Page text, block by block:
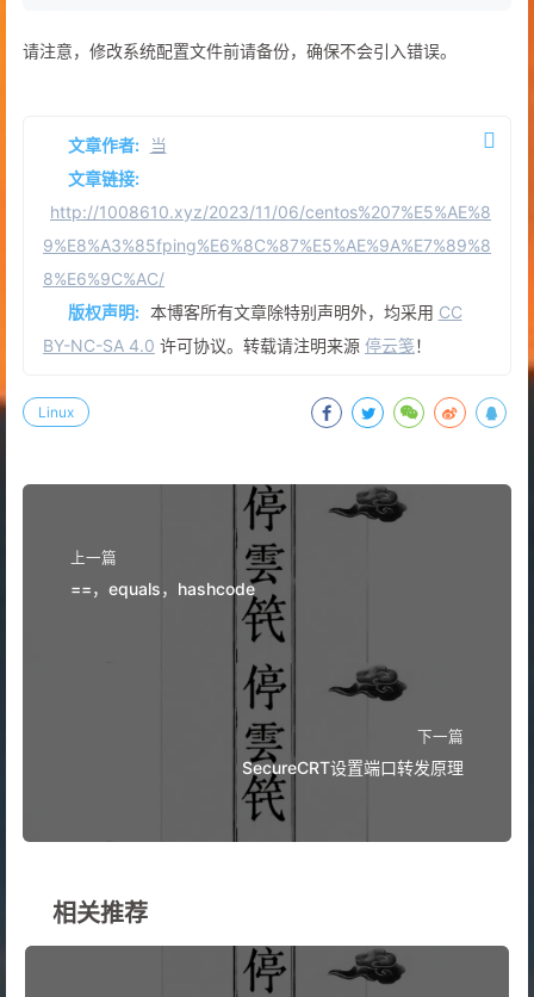
请注意，修改系统配置文件前请备份，确保不会引入错误。
文章作者:
当
文章链接:
http://1008610.xyz/2023/11/06/centos%207%E5%AE%8
9%E8%A3%85fping%E6%8C%87%E5%AE%9A%E7%89%8
8%E6%9C%AC/
版权声明: 本博客所有文章除特别声明外，均采用 CC
BY-NC-SA 4.0 许可协议。转载请注明来源 停云笺！
Linux
上一篇
==，equals，hashcode
下一篇
SecureCRT设置端口转发原理
相关推荐